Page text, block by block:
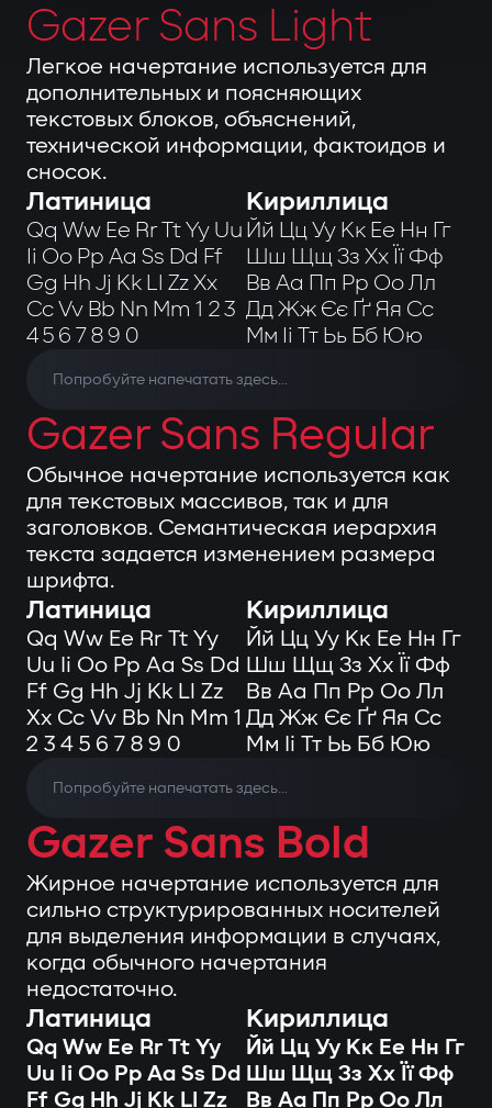
Gazer Sans Light
Легкое начертание используется для
дополнительных и поясняющих
текстовых блоков, объяснений,
технической информации, фактоидов и
сносок.
Латиница
Qq Ww Ee Rr Tt Yy Uu
Ii Oo Pp Aa Ss Dd Ff
Gg Hh Jj Kk Ll Zz Xx
Cc Vv Bb Nn Mm 1 2 3
4 5 6 7 8 9 0
Кириллица
Йй Цц Уу Кк Ее Нн Гг
Шш Щщ Зз Хх Її Фф
Вв Аа Пп Рр Оо Лл
Дд Жж Єє Ґґ Яя Сс
Мм Іі Тт Ьь Бб Юю
Gazer Sans Regular
Обычное начертание используется как
для текстовых массивов, так и для
заголовков. Семантическая иерархия
текста задается изменением размера
шрифта.
Латиница
Qq Ww Ee Rr Tt Yy
Uu Ii Oo Pp Aa Ss Dd
Ff Gg Hh Jj Kk Ll Zz
Xx Cc Vv Bb Nn Mm 1
2 3 4 5 6 7 8 9 0
Кириллица
Йй Цц Уу Кк Ее Нн Гг
Шш Щщ Зз Хх Її Фф
Вв Аа Пп Рр Оо Лл
Дд Жж Єє Ґґ Яя Сс
Мм Іі Тт Ьь Бб Юю
Gazer Sans Bold
Жирное начертание используется для
сильно структурированных носителей
для выделения информации в случаях,
когда обычного начертания
недостаточно.
Латиница
Qq Ww Ee Rr Tt Yy
Uu Ii Oo Pp Aa Ss Dd
Ff Gg Hh Jj Kk Ll Zz
Кириллица
Йй Цц Уу Кк Ее Нн Гг
Шш Щщ Зз Хх Її Фф
Вв Аа Пп Рр Оо Лл